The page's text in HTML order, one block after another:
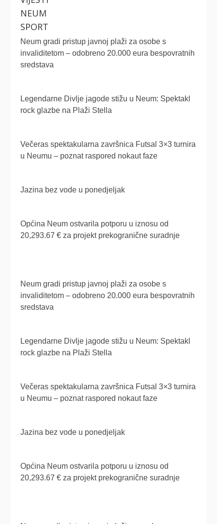
NEUM
SPORT
Neum gradi pristup javnoj plaži za osobe s
invaliditetom – odobreno 20.000 eura bespovratnih
sredstava
Legendarne Divlje jagode stižu u Neum: Spektakl
rock glazbe na Plaži Stella
Večeras spektakularna završnica Futsal 3×3 turnira
u Neumu – poznat raspored nokaut faze
Jazina bez vode u ponedjeljak
Općina Neum ostvarila potporu u iznosu od
20,293.67 € za projekt prekogranične suradnje
Neum gradi pristup javnoj plaži za osobe s
invaliditetom – odobreno 20.000 eura bespovratnih
sredstava
Legendarne Divlje jagode stižu u Neum: Spektakl
rock glazbe na Plaži Stella
Večeras spektakularna završnica Futsal 3×3 turnira
u Neumu – poznat raspored nokaut faze
Jazina bez vode u ponedjeljak
Općina Neum ostvarila potporu u iznosu od
20,293.67 € za projekt prekogranične suradnje